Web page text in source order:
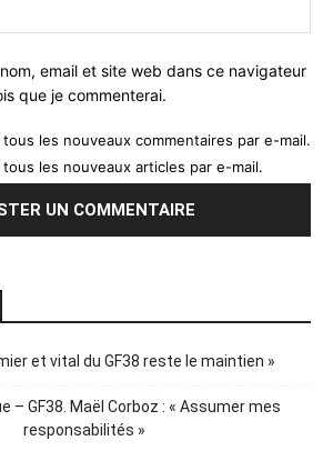
email et site web dans ce navigateur
que je commenterai.
les nouveaux commentaires par e-mail.
les nouveaux articles par e-mail.
et vital du GF38 reste le maintien »
– GF38. Maël Corboz : « Assumer mes
responsabilités »